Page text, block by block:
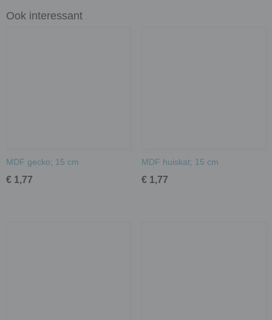
Ook interessant
MDF gecko; 15 cm
€ 1,77
MDF huiskat; 15 cm
€ 1,77